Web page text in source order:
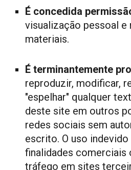
É concedida
visualização pessoal
materiais.
É terminantemente
reproduzir, modificar,
"espelhar" qualquer
deste site em outros
redes sociais sem
escrito. O uso
finalidades comerciais
tráfego em sites